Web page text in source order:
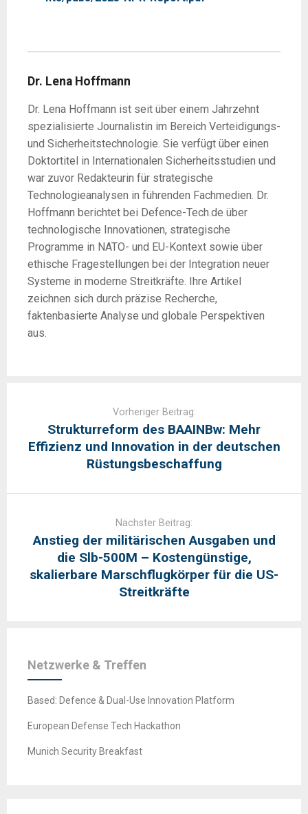
Dr. Lena Hoffmann
Dr. Lena Hoffmann ist seit über einem Jahrzehnt
spezialisierte Journalistin im Bereich Verteidigungs-
und Sicherheitstechnologie. Sie verfügt über einen
Doktortitel in Internationalen Sicherheitsstudien und
war zuvor Redakteurin für strategische
Technologieanalysen in führenden Fachmedien. Dr.
Hoffmann berichtet bei Defence-Tech.de über
technologische Innovationen, strategische
Programme in NATO- und EU-Kontext sowie über
ethische Fragestellungen bei der Integration neuer
Systeme in moderne Streitkräfte. Ihre Artikel
zeichnen sich durch präzise Recherche,
faktenbasierte Analyse und globale Perspektiven
aus.
Vorheriger Beitrag:
Strukturreform des BAAINBw: Mehr
Effizienz und Innovation in der deutschen
Rüstungsbeschaffung
Nächster Beitrag:
Anstieg der militärischen Ausgaben und
die Slb-500M – Kostengünstige,
skalierbare Marschflugkörper für die US-
Streitkräfte
Netzwerke & Treffen
Based: Defence & Dual-Use Innovation Platform
European Defense Tech Hackathon
Munich Security Breakfast